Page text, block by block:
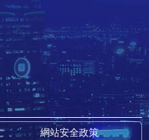
網站安全政策